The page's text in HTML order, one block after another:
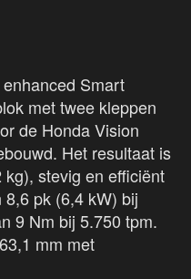
Smart
met twee kleppen
de Honda Vision
Het resultaat is
stevig en efficiënt
pk (6,4 kW) bij
9 Nm bij 5.750 tpm.
mm met